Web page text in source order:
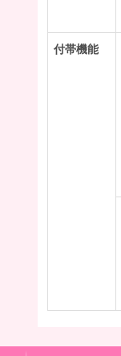
付帯機能